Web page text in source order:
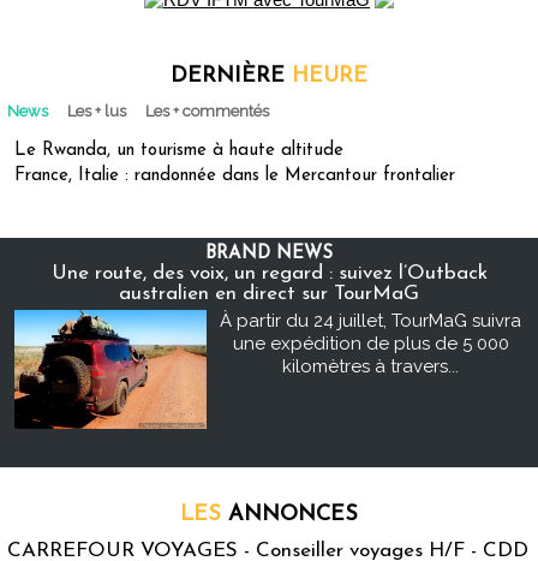
DERNIÈRE HEURE
News Les + lus Les + commentés
Le Rwanda, un tourisme à haute altitude
France, Italie : randonnée dans le Mercantour frontalier
BRAND NEWS
Une route, des voix, un regard : suivez l’Outback
australien en direct sur TourMaG
À partir du 24 juillet, TourMaG suivra
une expédition de plus de 5 000
kilomètres à travers...
LES ANNONCES
CARREFOUR VOYAGES - Conseiller voyages H/F - CDD